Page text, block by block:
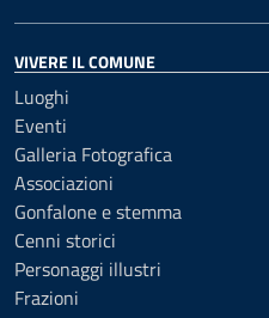
VIVERE IL COMUNE
Luoghi
Eventi
Galleria Fotografica
Associazioni
Gonfalone e stemma
Cenni storici
Personaggi illustri
Frazioni